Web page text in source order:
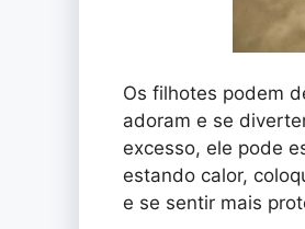
Os filhotes podem
adoram e se
excesso, ele pode
estando calor,
e se sentir mais